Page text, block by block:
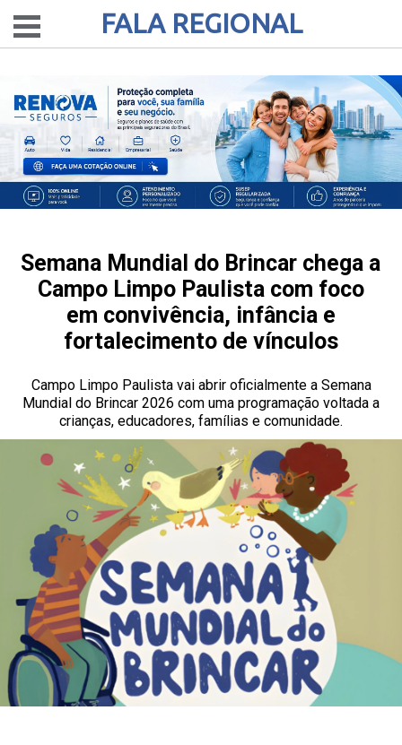
FALA REGIONAL
Semana Mundial do Brincar chega a
Campo Limpo Paulista com foco
em convivência, infância e
fortalecimento de vínculos
Campo Limpo Paulista vai abrir oficialmente a Semana
Mundial do Brincar 2026 com uma programação voltada a
crianças, educadores, famílias e comunidade.